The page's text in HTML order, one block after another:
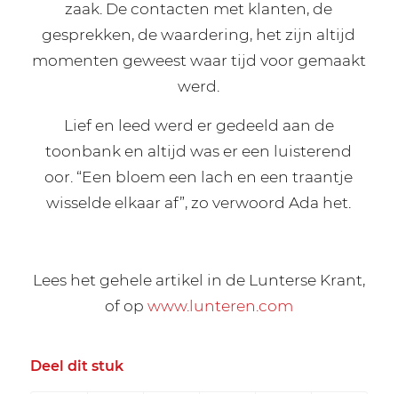
zaak. De contacten met klanten, de
gesprekken, de waardering, het zijn altijd
momenten geweest waar tijd voor gemaakt
werd.
Lief en leed werd er gedeeld aan de
toonbank en altijd was er een luisterend
oor. “Een bloem een lach en een traantje
wisselde elkaar af”, zo verwoord Ada het.
Lees het gehele artikel in de Lunterse Krant,
of op www.lunteren.com
Deel dit stuk